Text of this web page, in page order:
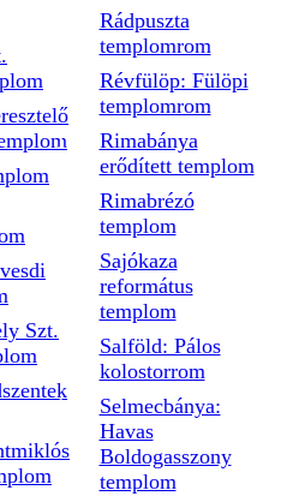
Szt.
Rádpuszta
templomrom
Révfülöp: Fülöpi
templomrom
Rimabánya
erődített templom
Rimabrézó
templom
Sajókaza
református
templom
Salföld: Pálos
kolostorrom
Selmecbánya:
Havas
Boldogasszony
templom